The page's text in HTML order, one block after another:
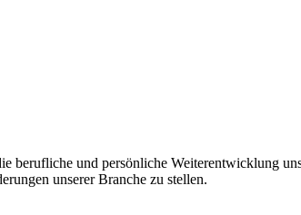
berufliche und persönliche Weiterentwicklung
unserer Branche zu stellen.